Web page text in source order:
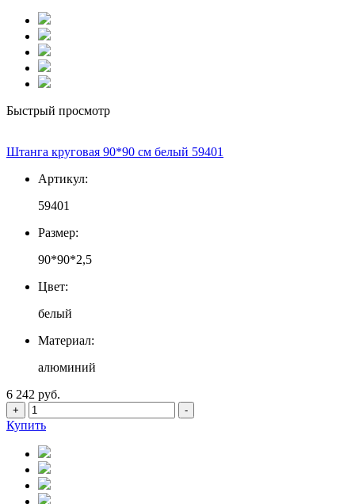
Быстрый просмотр
Штанга круговая 90*90 см белый 59401
Артикул:
59401
Размер:
90*90*2,5
Цвет:
белый
Материал:
алюминий
6 242 руб.
+ -
Купить